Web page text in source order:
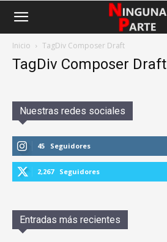
Inicio TagDiv Composer Draft
TagDiv Composer Draft
Nuestras redes sociales
45 Seguidores
2,267 Seguidores
Entradas más recientes